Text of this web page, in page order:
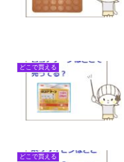
どこで買える
どこで買える